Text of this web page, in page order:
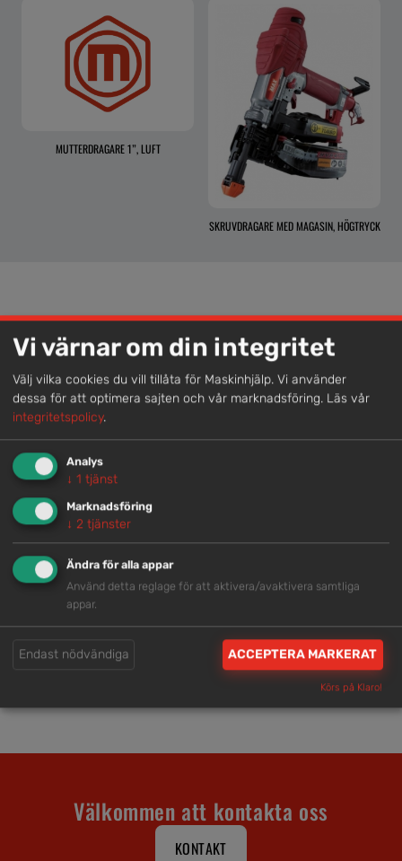
MUTTERDRAGARE 1”, LUFT
SKRUVDRAGARE MED MAGASIN, HÖGTRYCK
Lokal kompetens
Genom att samla våra medarbetare lokalt erbjuder vi
helhetslösningar.
Snabb service
Vi har tillgänglig personal som är redo att hjälpa dig.
Trygg rådgivning
Våra hjälpsamma medarbetare är experter inom
branschen.
Brett och samlat utbud
Vi har en välsorterad maskinpark med hög
Välkommen att kontakta oss
KONTAKT
Vi värnar om din integritet
Välj vilka cookies du vill tillåta för Maskinhjälp. Vi använder
dessa för att optimera sajten och vår marknadsföring. Läs vår
integritetspolicy.
Analys
↓ 1 tjänst
Marknadsföring
↓ 2 tjänster
Ändra för alla appar
Använd detta reglage för att aktivera/avaktivera samtliga
appar.
Endast nödvändiga ACCEPTERA MARKERAT
Körs på Klaro!